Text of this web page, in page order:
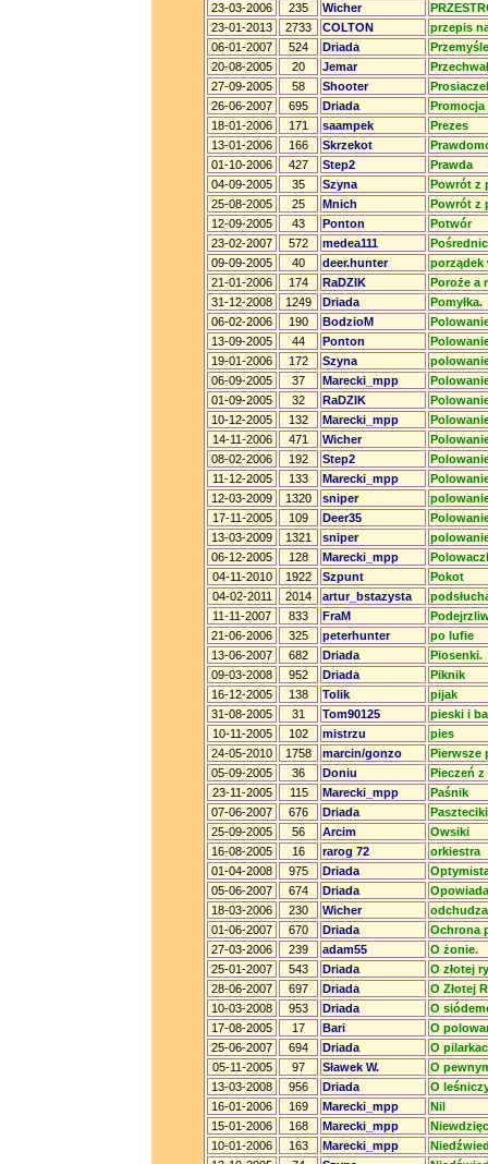
23-03-2006
235 Wicher
23-01-2013
2733 COLTON
przepis
06-01-2007
524 Driada
20-08-2005
20 Jemar
27-09-2005
58 Shooter
26-06-2007
695 Driada
Promocja
18-01-2006
171 saampek
Prezes
13-01-2006
166 Skrzekot
01-10-2006
427 Step2
Prawda
04-09-2005
35 Szyna
Powrót z
25-08-2005
25 Mnich
Powrót z
12-09-2005
43 Ponton
Potwór
23-02-2007
572 medea111
09-09-2005
40 deer.hunter
porządek
21-01-2006
174 RaDZIK
Poroże a
31-12-2008
1249 Driada
Pomyłka.
06-02-2006
190 BodzioM
13-09-2005
44 Ponton
19-01-2006
172 Szyna
06-09-2005
37 Marecki_mpp
01-09-2005
32 RaDZIK
10-12-2005
132 Marecki_mpp
14-11-2006
471 Wicher
08-02-2006
192 Step2
11-12-2005
133 Marecki_mpp
12-03-2009
1320 sniper
17-11-2005
109 Deer35
13-03-2009
1321 sniper
06-12-2005
128 Marecki_mpp
04-11-2010
1922 Szpunt
Pokot
04-02-2011
2014 artur_bstazysta
11-11-2007
833 FraM
21-06-2006
325 peterhunter
po lufie
13-06-2007
682 Driada
Piosenki.
09-03-2008
952 Driada
Piknik
16-12-2005
138 Tolik
pijak
31-08-2005
31 Tom90125
pieski i
10-11-2005
102 mistrzu
pies
24-05-2010
1758 marcin/gonzo
Pierwsze
05-09-2005
36 Doniu
Pieczeń
23-11-2005
115 Marecki_mpp
Paśnik
07-06-2007
676 Driada
Paszteciki
25-09-2005
56 Arcim
Owsiki
16-08-2005
16 rarog 72
orkiestra
01-04-2008
975 Driada
05-06-2007
674 Driada
18-03-2006
230 Wicher
01-06-2007
670 Driada
Ochrona
27-03-2006
239 adam55
O żonie.
25-01-2007
543 Driada
O złotej
28-06-2007
697 Driada
O Złotej
10-03-2008
953 Driada
O
17-08-2005
17 Bari
O
25-06-2007
694 Driada
O
05-11-2005
97 Sławek W.
O
13-03-2008
956 Driada
O
16-01-2006
169 Marecki_mpp
Nil
15-01-2006
168 Marecki_mpp
10-01-2006
163 Marecki_mpp